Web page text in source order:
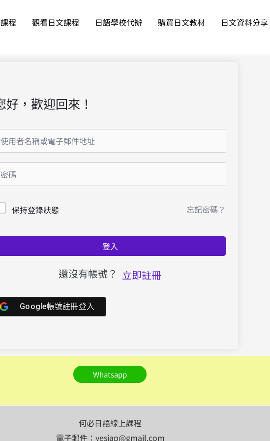
程 觀看日文課程 日語學校代辦 購買日文教材
日文資料分享
好，歡迎回來！
保持登錄狀態 忘記密碼？
登入
還沒有帳號？ 立即註冊
Google帳號註冊登入
Whatsapp
何必日語線上課程
電子郵件：yesjap@gmail.com